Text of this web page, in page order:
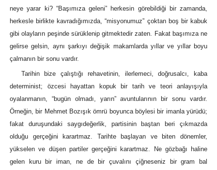
neye yarar ki? “Başımıza geleni” herkesin görebildiği bir zamanda,
herkesle birlikte kavradığımızda, “misyonumuz” çoktan boş bir kabuk
gibi olayların peşinde sürüklenip gitmektedir zaten. Fakat başımıza ne
gelirse gelsin, aynı şarkıyı değişik makamlarda yıllar ve yıllar boyu
çalmanın bir sonu vardır.
Tarihin bize çalıştığı rehavetinin, ilerlemeci, doğrusalcı, kaba
determinist; özcesi hayattan kopuk bir tarih ve teori anlayışıyla
oyalanmanın, “bugün olmadı, yarın” avuntularının bir sonu vardır.
Örneğin, bir Mehmet Bozışık ömrü boyunca böylesi bir imanla yürüdü;
fakat duruşundaki saygıdeğerlik, partisinin baştan beri çıkmazda
olduğu gerçeğini karartmaz. Tarihte başlayan ve biten dönemler,
yükselen ve düşen partiler gerçeğini karartmaz. Ne gözbağı haline
gelen kuru bir iman, ne de bir çuvalını çiğneseniz bir gram bal